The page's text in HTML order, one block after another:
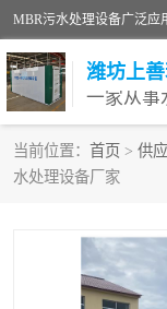
潍坊上
一家从事
当前位置： 首页 > 供
水处理设备厂家
污水处理设备
生活污水处理设
洗涤污水处理设备